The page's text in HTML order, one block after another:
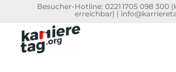
Besucher-Hotline:0221 1705 098 300
erreichbar) |